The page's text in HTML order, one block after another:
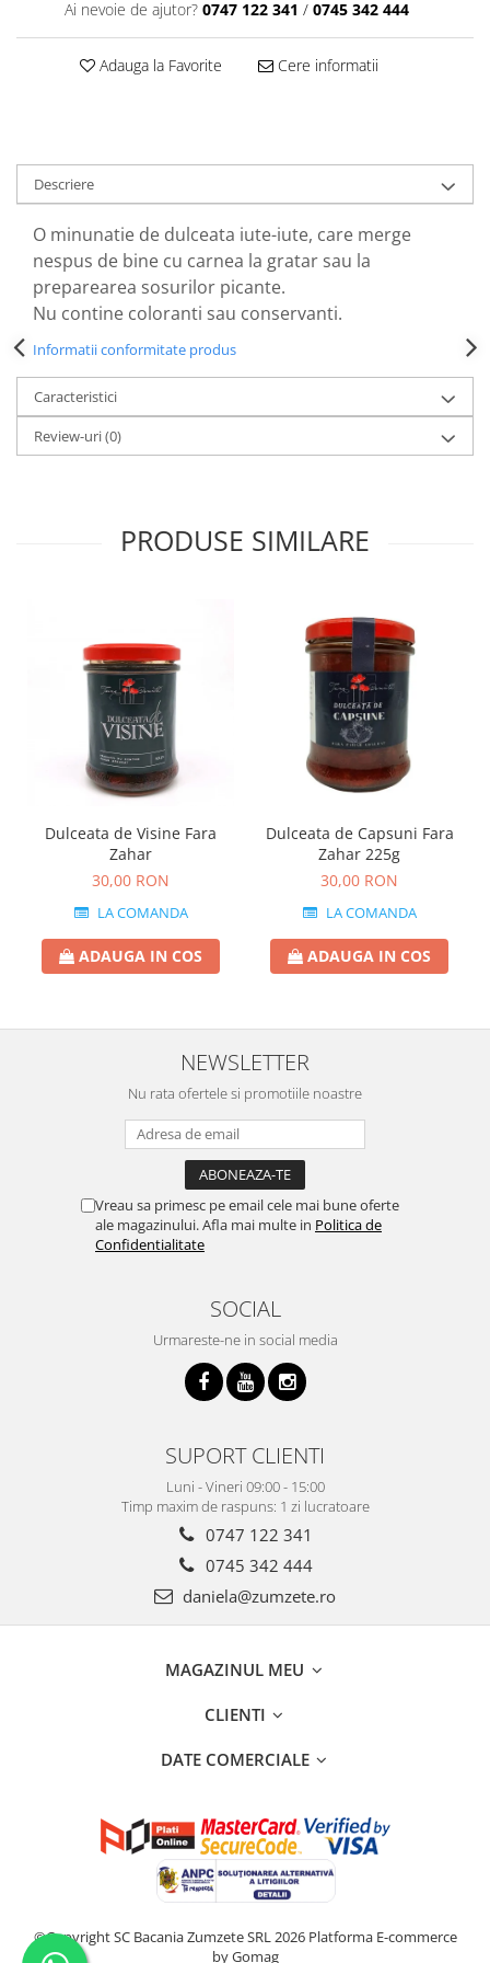
Perne de Sare
Ai nevoie de ajutor? 0747 122 341 / 0745 342 444
Adauga la Favorite Cere informatii
Descriere
O minunatie de dulceata iute-iute, care merge
nespus de bine cu carnea la gratar sau la
preparearea sosurilor picante.
Nu contine coloranti sau conservanti.
Informatii conformitate produs
Caracteristici
Review-uri(0)
PRODUSE SIMILARE
Dulceata de Visine Fara
Zahar
30,00 RON
LA COMANDA
ADAUGA IN COS
Dulceata de Capsuni Fara
Zahar 225g
30,00 RON
LA COMANDA
ADAUGA IN COS
NEWSLETTER
Nu rata ofertele si promotiile noastre
Vreau sa primesc pe email cele mai bune oferte
ale magazinului. Afla mai multe in Politica de
Confidentialitate
SOCIAL
Urmareste-ne in social media
SUPORT CLIENTI
Luni - Vineri 09:00 - 15:00
Timp maxim de raspuns: 1 zi lucratoare
0747 122 341
0745 342 444
daniela@zumzete.ro
MAGAZINUL MEU
CLIENTI
DATE COMERCIALE
©Copyright SC Bacania Zumzete SRL 2026 Platforma E-commerce
by Gomag